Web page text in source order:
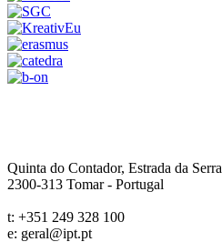
Quinta do Contador, Estrada da Serra
2300-313 Tomar- Portugal
t: +351 249 328 100
e: geral@ipt.pt